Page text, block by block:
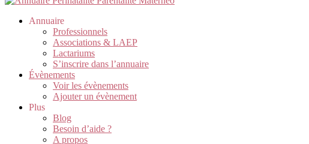
Annuaire
Professionnels
Associations & LAEP
Lactariums
S’inscrire dans l’annuaire
Évènements
Voir les évènements
Ajouter un évènement
Plus
Blog
Besoin d’aide ?
A propos